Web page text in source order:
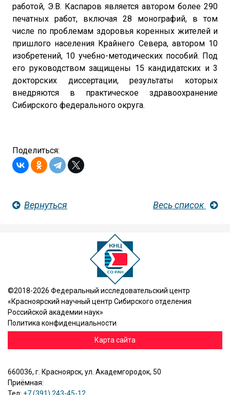
работой, Э.В. Каспаров является автором более 290
печатных работ, включая 28 монографий, в том
числе по проблемам здоровья коренных жителей и
пришлого населения Крайнего Севера, автором 10
изобретений, 10 учебно-методических пособий. Под
его руководством защищены 15 кандидатских и 3
докторских диссертации, результаты которых
внедряются в практическое здравоохранение
Сибирского федерального округа.
Поделиться:
Вернуться Весь список
©2018-2026 Федеральный исследовательский центр
«Красноярский научный центр Сибирского отделения
Российской академии наук»
Политика конфиденциальности
Карта сайта
660036, г. Красноярск, ул. Академгородок, 50
Приёмная: